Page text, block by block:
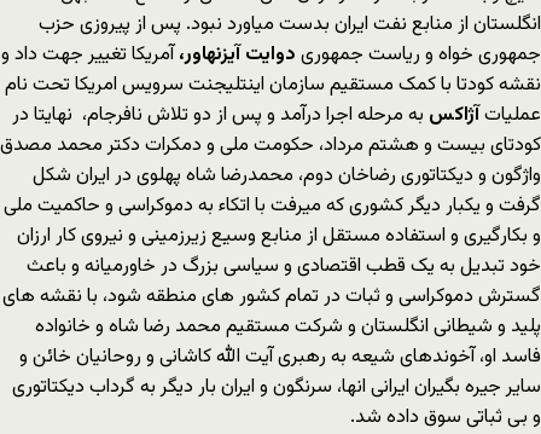
انگلستان از منابع نفت ایران بدست میاورد نبود. پس از پیروزی حزب
جمهوری خواه و ریاست جمهوری دوایت آیزنهاور،آمریکا تغییر جهت داد و
نقشه کودتا با کمک مستقیم سازمان اینتلیجنت سرویس امریکا تحت نام
عملیاتآژاکس به مرحله اجرا درآمد و پس از دو تلاش نافرجام، نهایتا در
کودتای بیست و هشتم مرداد، حکومت ملی و دمکرات دکتر محمد مصدق
واژگون و دیکتاتوری رضاخان دوم، محمدرضا شاه پهلوی در ایران شکل
گرفت و یکبار دیگر کشوری که میرفت با اتکاء به دموکراسی و حاکمیت ملی
و بکارگیری و استفاده مستقل از منابع وسیع زیرزمینی و نیروی کار ارزان
خود تبدیل به یک قطب اقتصادی و سیاسی بزرگ در خاورمیانه و باعث
گسترش دموکراسی و ثبات در تمام کشور های منطقه شود، با نقشه های
پلید و شیطانی انگلستان و شرکت مستقیم محمد رضا شاه و خانواده
فاسد او، آخوندهای شیعه به رهبری آیت الله کاشانی و روحانیان خائن و
سایر جیره بگیران ایرانی انها، سرنگون و ایران بار دیگر به گرداب دیکتاتوری
و بی ثباتی سوق داده شد.